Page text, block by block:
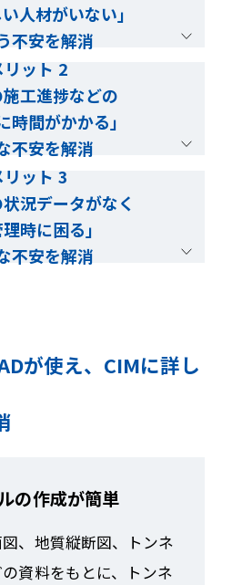
人材がいない」
不安を解消
リット 2
施工進捗などの
時間がかかる」
不安を解消
リット 3
状況データがなく
時に困る」
不安を解消
が使え、CIMに詳し
の作成が簡単
、地質縦断図、トンネ
資料をもとに、トンネ